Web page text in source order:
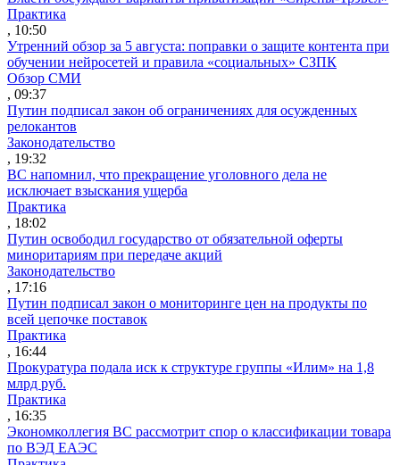
Практика
, 10:50
Утренний обзор за 5 августа: поправки о защите контента при
обучении нейросетей и правила «социальных» СЗПК
Обзор СМИ
, 09:37
Путин подписал закон об ограничениях для осужденных
релокантов
Законодательство
, 19:32
ВС напомнил, что прекращение уголовного дела не
исключает взыскания ущерба
Практика
, 18:02
Путин освободил государство от обязательной оферты
миноритариям при передаче акций
Законодательство
, 17:16
Путин подписал закон о мониторинге цен на продукты по
всей цепочке поставок
Практика
, 16:44
Прокуратура подала иск к структуре группы «Илим» на 1,8
млрд руб.
Практика
, 16:35
Экономколлегия ВС рассмотрит спор о классификации товара
по ВЭД ЕАЭС